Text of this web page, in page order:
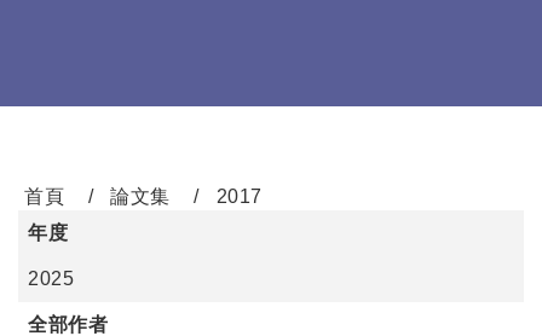
首頁 論文集
2017
年度
2025
全部作者